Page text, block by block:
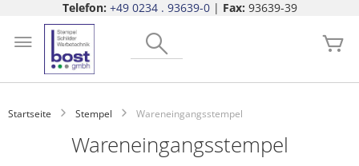
Telefon: +49 0234 . 93639-0| Fax: 93639-39
springen
Startseite Stempel Wareneingangsstempel
Wareneingangsstempel